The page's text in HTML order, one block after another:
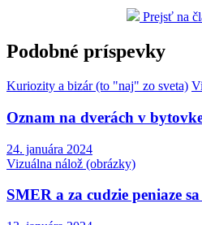
Prejsť na
Podobné príspevky
Kuriozity a bizár (to "naj" zo sveta)
Oznam na dverách v
24. januára 2024
Vizuálna nálož (obrázky)
SMER a za cudzie peniaze